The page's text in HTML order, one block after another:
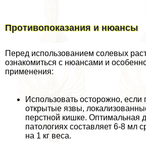
Противопоказания и нюансы
Перед использованием солевых
ознакомиться с нюансами и
применения:
Использовать осторожно, если
открытые язвы,
перстной кишке. Оптимальная
патологиях составляет 6-8 мл
на 1 кг веса.